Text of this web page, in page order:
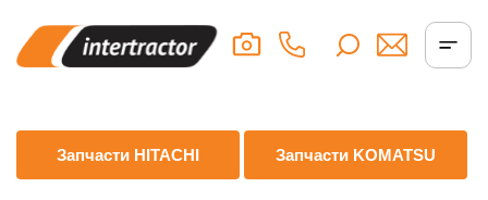
Запчасти HITACHI Запчасти KOMATSU